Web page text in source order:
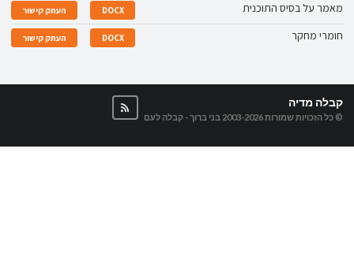
מאמר על בסיס התוכנית DOCX העתק קישור
חומרי מחקר DOCX העתק קישור
קבלה מדיה
© כל הזכויות שמורות 2003-2026 בני ברוך - קבלה לעם